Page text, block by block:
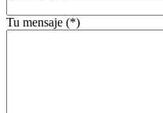
Tu mensaje (*)